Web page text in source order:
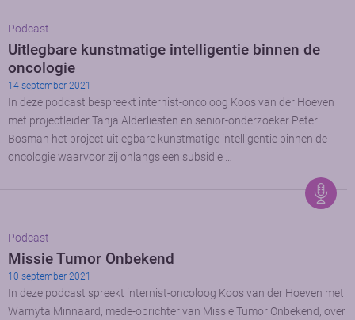
Podcast
Uitlegbare kunstmatige intelligentie binnen de
oncologie
14 september 2021
In deze podcast bespreekt internist-oncoloog Koos van der Hoeven
met projectleider Tanja Alderliesten en senior-onderzoeker Peter
Bosman het project uitlegbare kunstmatige intelligentie binnen de
oncologie waarvoor zij onlangs een subsidie …
Podcast
Missie Tumor Onbekend
10 september 2021
In deze podcast spreekt internist-oncoloog Koos van der Hoeven met
Warnyta Minnaard, mede-oprichter van Missie Tumor Onbekend, over